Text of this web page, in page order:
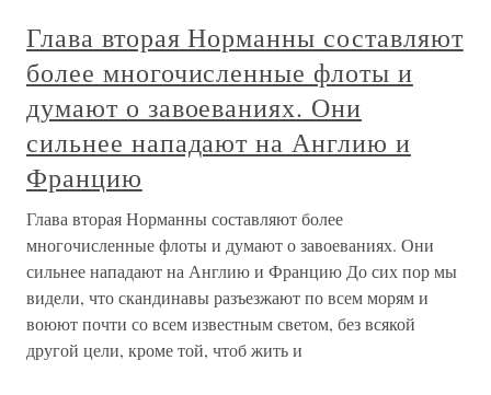
Глава вторая Норманны составляют
более многочисленные флоты и
думают о завоеваниях. Они
сильнее нападают на Англию и
Францию
Глава вторая Норманны составляют более
многочисленные флоты и думают о завоеваниях. Они
сильнее нападают на Англию и Францию До сих пор мы
видели, что скандинавы разъезжают по всем морям и
воюют почти со всем известным светом, без всякой
другой цели, кроме той, чтоб жить и